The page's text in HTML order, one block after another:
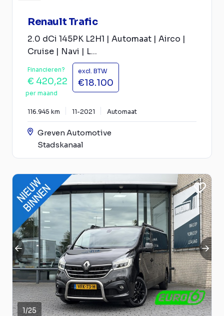
Renault Trafic
2.0 dCi 145PK L2H1 | Automaat | Airco |
Cruise | Navi | L...
Financieren?
€ 420,22
per maand
excl. BTW
€18.100
116.945 km 11-2021 Automaat
Greven Automotive
Stadskanaal
1/25